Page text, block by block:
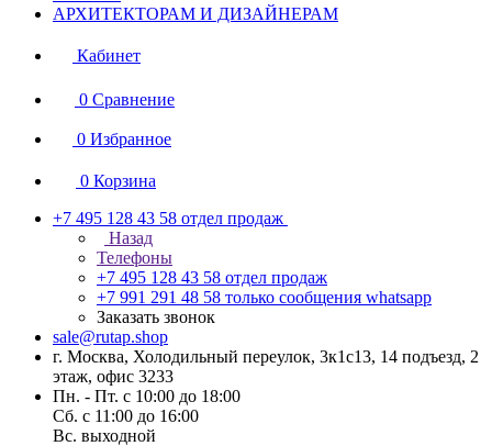
АРХИТЕКТОРАМ И ДИЗАЙНЕРАМ
Кабинет
0 Сравнение
0 Избранное
0 Корзина
+7 495 128 43 58 отдел продаж
Назад
Телефоны
+7 495 128 43 58 отдел продаж
+7 991 291 48 58 только сообщения whatsapp
Заказать звонок
sale@rutap.shop
г. Москва, Холодильный переулок, 3к1с13, 14 подъезд, 2
этаж, офис 3233
Пн. - Пт. с 10:00 до 18:00
Сб. с 11:00 до 16:00
Вс. выходной